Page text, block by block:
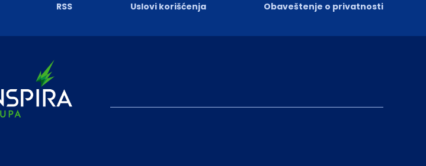
RSS Uslovi korišćenja Obaveštenje o privatnosti